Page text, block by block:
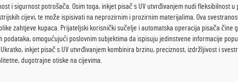
i sigurnost potrošača. Osim toga, inkjet pisač s UV utvrđivanjem nudi fleksibilnost u
cijevi, te može ispisivati na neprozirnim i prozirnim materijalima. Ova
zahtjeve kupaca. Prijateljski korisnički sučelje i automatska operacija pisača čine
omogućujući poslovnim subjektima da ispisuju jedinstvene informacije
inkjet pisač s UV utvrđivanjem kombinira brzinu, preciznost, izdržljivost i
dugotrajne otiske na cijevima.